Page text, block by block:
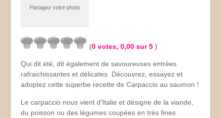
Partagez votre photo
(0 votes,0,00 sur 5)
Qui dit été, dit également de savoureuses entrées
rafraichissantes et délicates. Découvrez, essayez et
adoptez cette superbe recette de Carpaccio au saumon !
Le carpaccio nous vient d’Italie et désigne de la viande,
du poisson ou des légumes coupées en très fines